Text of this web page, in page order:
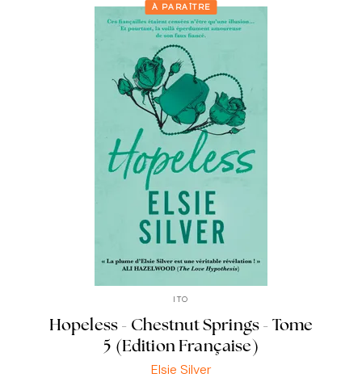
À PARAÎTRE
ITO
Hopeless - Chestnut Springs - Tome
5 (Edition Française)
Elsie Silver